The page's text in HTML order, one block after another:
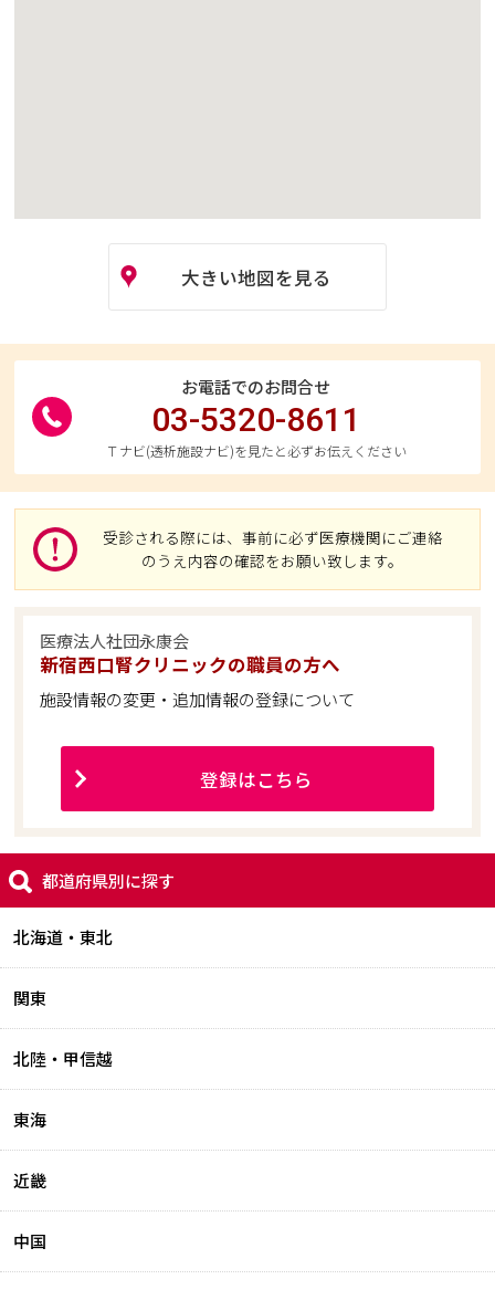
大きい地図を見る
お電話でのお問合せ
03-5320-8611
Ｔナビ(透析施設ナビ)を見たと必ずお伝えください
受診される際には、事前に必ず医療機関にご連絡
のうえ内容の確認をお願い致します。
医療法人社団永康会
新宿西口腎クリニックの職員の方へ
施設情報の変更・追加情報の登録について
登録はこちら
都道府県別に探す
北海道・東北
関東
北陸・甲信越
東海
近畿
中国